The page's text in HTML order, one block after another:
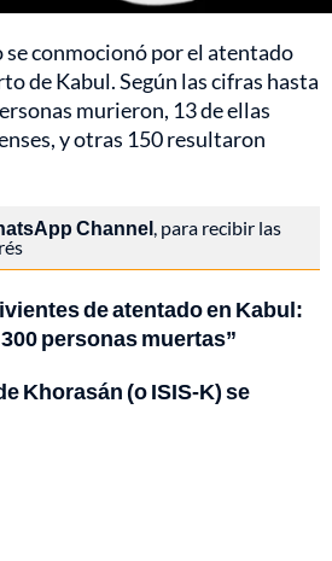
se conmocionó por el atentado
de Kabul. Según las cifras hasta
murieron, 13 de ellas
y otras 150 resultaron
Channel , para recibir las
de atentado en Kabul:
personas muertas”
Khorasán (o ISIS-K) se